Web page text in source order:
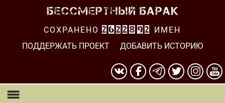
СОХРАНЕНО 2622893
ИМЕН
ПОДДЕРЖАТЬ ПРОЕКТ
ДОБАВИТЬ ИСТОРИЮ